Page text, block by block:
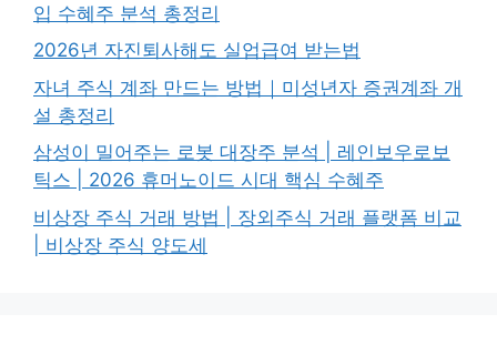
입 수혜주 분석 총정리
2026년 자진퇴사해도 실업급여 받는법
자녀 주식 계좌 만드는 방법｜미성년자 증권계좌 개
설 총정리
삼성이 밀어주는 로봇 대장주 분석 | 레인보우로보
틱스 | 2026 휴머노이드 시대 핵심 수혜주
비상장 주식 거래 방법 | 장외주식 거래 플랫폼 비교
| 비상장 주식 양도세